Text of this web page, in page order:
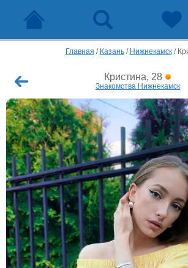
Главная / Казань/ Нижнекамск/
Кристина, 28
Знакомства Нижнекамск